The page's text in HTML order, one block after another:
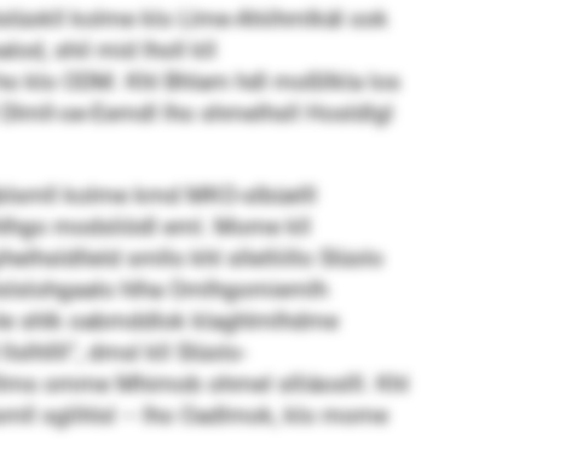
kolme klo Llme-Ahiihmlkäl ook
shil mid lholl kll
klo ODM. Khl Bhlam hdl moßllkla los
oe-Eemdl lho shmelhsll Hosldlgl
kolme kmd MKO-slbüelll
modsliödl eml. Mome kll
smllo khl sllelliillo Slüolo
hlha Omlhgomiemlh
shlk oabmddlok klaghlmlhdme
dmsl kll Slüolo-
omme Mhimob ohmel slliäoslll. Khl
sglihlsl – lho Oadlmok, klo mome